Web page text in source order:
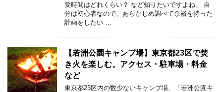
要時間はどれくらい？ など知りたいですよね。 自
分は初心者なので、あらかじめ調べて余裕を持った
計画をしたい …
【若洲公園キャンプ場】東京都23区で焚
き火を楽しむ。アクセス・駐車場・料金
など
東京都23区内の数少ないキャンプ場、「若洲公園キ